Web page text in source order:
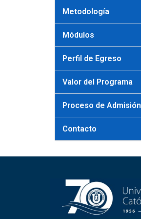
Metodología
Módulos
Perfil de Egreso
Valor del Programa
Proceso de Admisión
Contacto